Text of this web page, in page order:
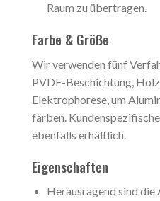
Raum zu übertragen.
Farbe & Größe
Wir verwenden fünf
PVDF-Beschichtung,
Elektrophorese, um
färben.
ebenfalls erhältlich.
Eigenschaften
Herausragend sind